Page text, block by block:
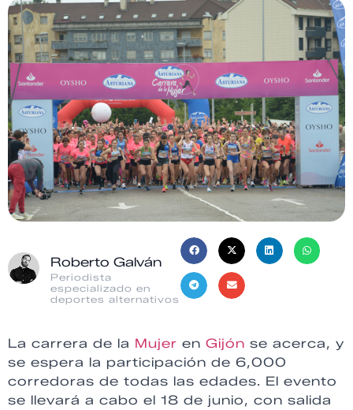
Roberto Galván
Periodista
especializado en
deportes alternativos
La carrera de la Mujer en Gijón se acerca, y
se espera la participación de 6,000
corredoras de todas las edades. El evento
se llevará a cabo el 18 de junio, con salida